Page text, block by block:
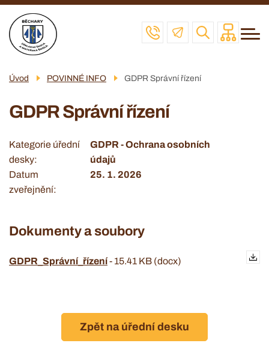
Přejít
hlavnímu
obsahu
Menu
navigace
MŠ
VČELAŘSKÝ KROUŽEK
POVINNÉ INFO
KONTAKT
Úvod POVINNÉ INFO GDPR Správní řízení
GDPR Správní řízení
Kategorie úřední
desky
GDPR - Ochrana osobních
údajů
Datum
zveřejnění
25. 1. 2026
Dokumenty a soubory
GDPR_Správní_řízení- 15.41 KB (docx)
Zpět na úřední desku